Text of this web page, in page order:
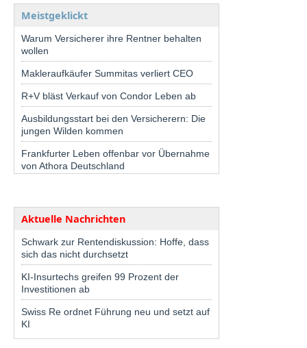
Meistgeklickt
Warum Versicherer ihre Rentner behalten
wollen
Makleraufkäufer Summitas verliert CEO
R+V bläst Verkauf von Condor Leben ab
Ausbildungsstart bei den Versicherern: Die
jungen Wilden kommen
Frankfurter Leben offenbar vor Übernahme
von Athora Deutschland
Aktuelle Nachrichten
Schwark zur Rentendiskussion: Hoffe, dass
sich das nicht durchsetzt
KI-Insurtechs greifen 99 Prozent der
Investitionen ab
Swiss Re ordnet Führung neu und setzt auf
KI